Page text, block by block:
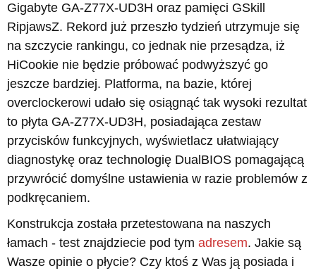
Gigabyte GA-Z77X-UD3H oraz pamięci GSkill
RipjawsZ. Rekord już przeszło tydzień utrzymuje się
na szczycie rankingu, co jednak nie przesądza, iż
HiCookie nie będzie próbować podwyższyć go
jeszcze bardziej. Platforma, na bazie, której
overclockerowi udało się osiągnąć tak wysoki rezultat
to płyta GA-Z77X-UD3H, posiadająca zestaw
przycisków funkcyjnych, wyświetlacz ułatwiający
diagnostykę oraz technologię DualBIOS pomagającą
przywrócić domyślne ustawienia w razie problemów z
podkręcaniem.
Konstrukcja została przetestowana na naszych
łamach - test znajdziecie pod tym adresem. Jakie są
Wasze opinie o płycie? Czy ktoś z Was ją posiada i